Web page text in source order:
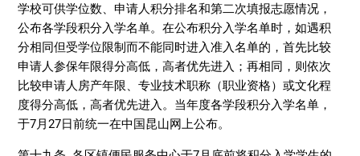
学校可供学位数、申请人积分排名和第二次填报志愿情况，
公布各学段积分入学名单。在公布积分入学名单时，如遇积
分相同但受学位限制而不能同时进入准入名单的，首先比较
申请人参保年限得分高低，高者优先进入；再相同，则依次
比较申请人房产年限、专业技术职称（职业资格）或文化程
度得分高低，高者优先进入。当年度各学段积分入学名单，
于7月27日前统一在中国昆山网上公布。